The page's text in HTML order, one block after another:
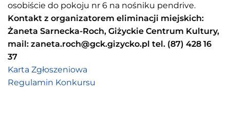
osobiście do pokoju nr 6 na nośniku pendrive.
Kontakt z organizatorem eliminacji miejskich:
Żaneta Sarnecka-Roch, Giżyckie Centrum Kultury,
mail: zaneta.roch@gck.gizycko.pl tel. (87) 428 16
37
Karta Zgłoszeniowa
Regulamin Konkursu